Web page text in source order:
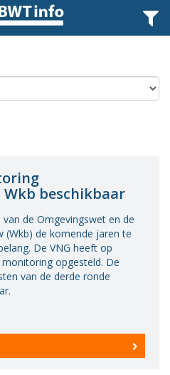
beschikbaar
de Omgevingswet en de
(Wkb) de komende jaren te
De VNG heeft op
opgesteld. De
van de derde ronde